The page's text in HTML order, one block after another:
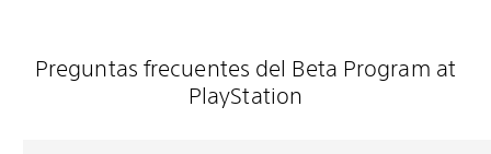
Preguntas frecuentes del Beta Program at
PlayStation